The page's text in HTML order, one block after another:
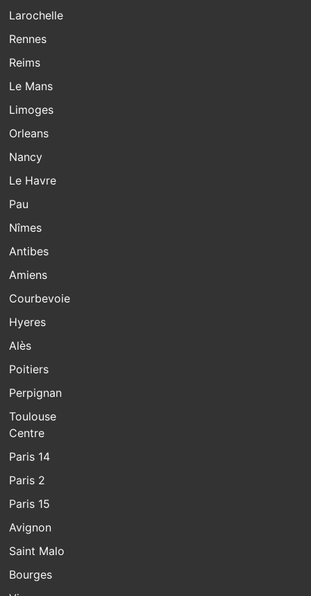
Larochelle
Rennes
Reims
Le Mans
Limoges
Orleans
Nancy
Le Havre
Pau
Nîmes
Antibes
Amiens
Courbevoie
Hyeres
Alès
Poitiers
Perpignan
Toulouse
Centre
Paris 14
Paris 2
Paris 15
Avignon
Saint Malo
Bourges